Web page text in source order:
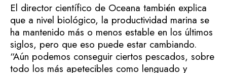
El director científico de Oceana también explica
que a nivel biológico, la productividad marina se
ha mantenido más o menos estable en los últimos
siglos, pero que eso puede estar cambiando.
“Aún podemos conseguir ciertos pescados, sobre
todo los más apetecibles como lenguado y